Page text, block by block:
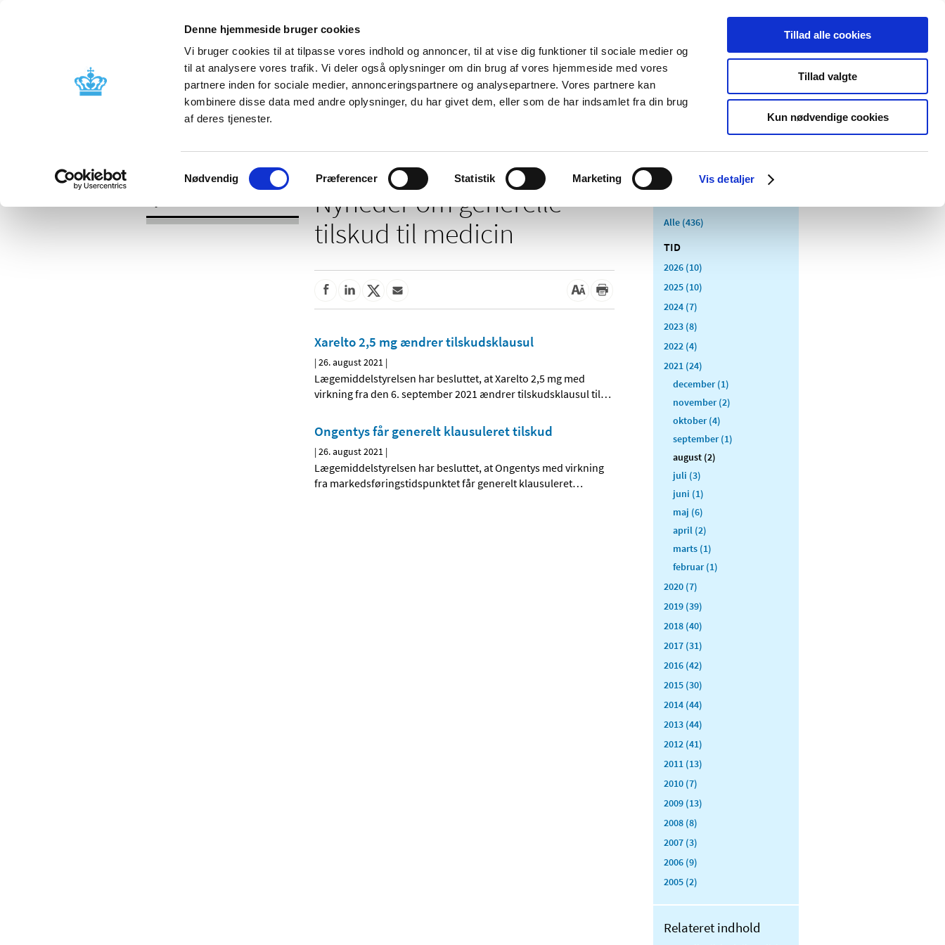
Denne hjemmeside bruger cookies
Vi bruger cookies til at tilpasse vores indhold og annoncer, til at vise dig funktioner til sociale medier og
til at analysere vores trafik. Vi deler også oplysninger om din brug af vores hjemmeside med vores
partnere inden for sociale medier, annonceringspartnere og analysepartnere. Vores partnere kan
kombinere disse data med andre oplysninger, du har givet dem, eller som de har indsamlet fra din brug
af deres tjenester.
Samtykkevalg
Nødvendig Præferencer Statistik Marketing Vis detaljer
Tillad alle cookies
Tillad valgte
Kun nødvendige cookies
Nyheder Om os Kontakt Udgivelser
Godkendelse og
Bivirkninger og
produktinformation
Tilskud og
Apoteker og salg af
Medicinsk
Særlige
produktområder
Nyheder om generelle
tilskud til medicin
Xarelto 2,5 mg ændrer tilskudsklausul
|26. august 2021 |
Lægemiddelstyrelsen har besluttet, at Xarelto 2,5 mg med
virkning fra den 6. september 2021 ændrer tilskudsklausul til…
Ongentys får generelt klausuleret tilskud
|26. august 2021 |
Lægemiddelstyrelsen har besluttet, at Ongentys med virkning
fra markedsføringstidspunktet får generelt klausuleret…
Alle (436)
TID
2026 (10)
2025 (10)
2024 (7)
2023 (8)
2022 (4)
2021 (24)
december (1)
november (2)
oktober (4)
september (1)
august (2)
juli (3)
juni (1)
maj (6)
april (2)
marts (1)
februar (1)
2020 (7)
2019 (39)
2018 (40)
2017 (31)
2016 (42)
2015 (30)
2014 (44)
2013 (44)
2012 (41)
2011 (13)
2010 (7)
2009 (13)
2008 (8)
2007 (3)
2006 (9)
2005 (2)
Relateret indhold